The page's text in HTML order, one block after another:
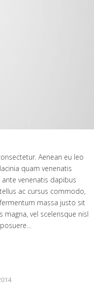
Aenean eu leo
quam venenatis
venenatis dapibus
ac cursus commodo,
massa justo sit
vel scelerisque nisl